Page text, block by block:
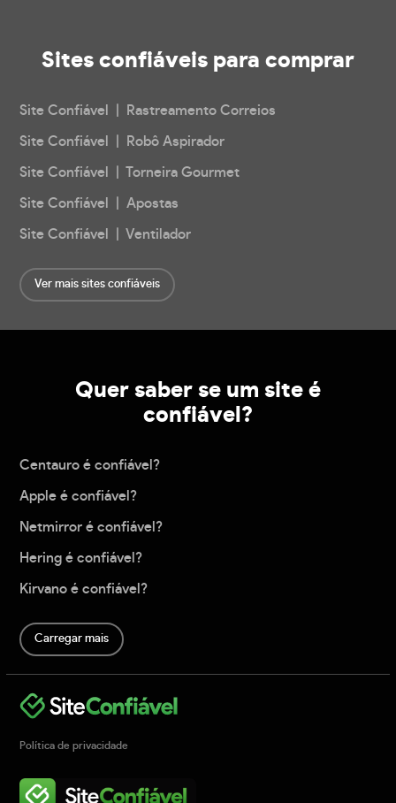
Sites confiáveis para comprar
Site Confiável | Rastreamento Correios
Site Confiável | Robô Aspirador
Site Confiável | Torneira Gourmet
Site Confiável | Apostas
Site Confiável | Ventilador
Ver mais sites confiáveis
Quer saber se um site é
confiável?
Centauro é confiável?
Apple é confiável?
Netmirror é confiável?
Hering é confiável?
Kirvano é confiável?
Carregar mais
Política de privacidade